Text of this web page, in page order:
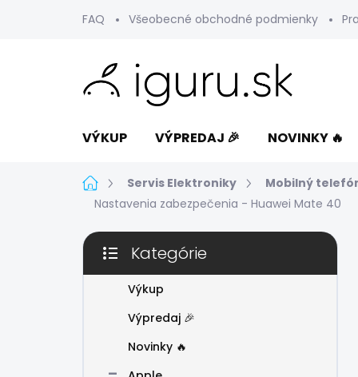
FAQ Všeobecné obchodné podmienky
VÝKUP VÝPREDAJ 🎉 NOVINKY 🔥
DomovServis Elektroniky
Mobilný
Nastavenia zabezpečenia - Huawei Mate 40
B
č
Preskočiť
kategórie
Kategórie
Výkup
Výpredaj 🎉
Novinky 🔥